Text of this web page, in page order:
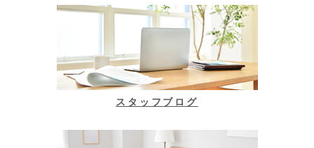
スタッフブログ